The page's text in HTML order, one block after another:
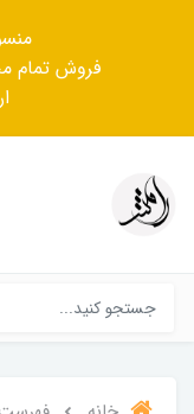
فروش تمام